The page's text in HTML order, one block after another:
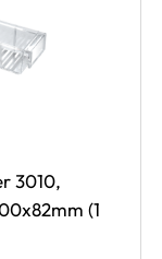
3010,
(1